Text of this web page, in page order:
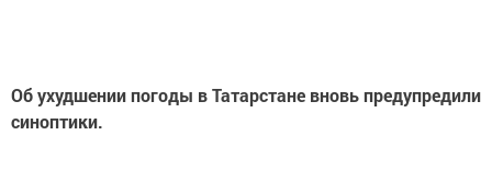
Об ухудшении погоды в Татарстане вновь предупредили
синоптики.